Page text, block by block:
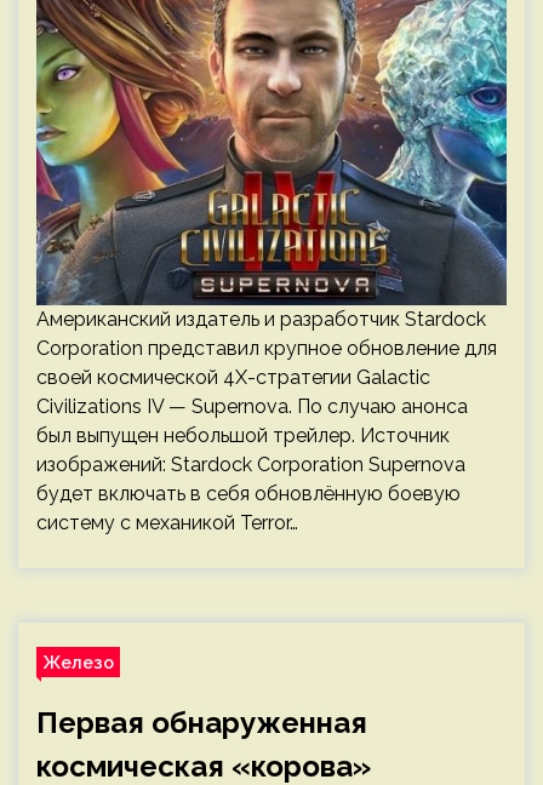
Американский издатель и разработчик Stardock
Corporation представил крупное обновление для
своей космической 4X-стратегии Galactic
Civilizations IV — Supernova. По случаю анонса
был выпущен небольшой трейлер. Источник
изображений: Stardock Corporation Supernova
будет включать в себя обновлённую боевую
систему с механикой Terror…
Железо
Первая обнаруженная
космическая «корова»